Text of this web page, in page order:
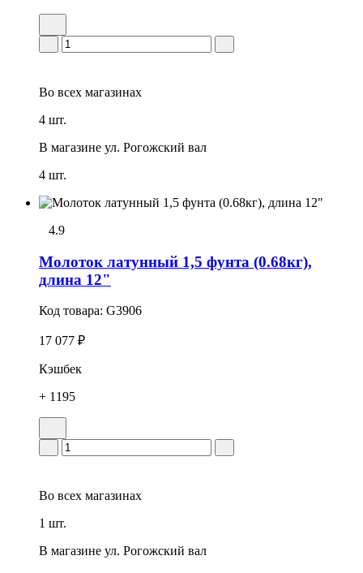
Во всех магазинах
4 шт.
В магазине ул. Рогожский вал
4 шт.
4.9
Молоток латунный 1,5 фунта (0.68кг),
длина 12"
Код товара: G3906
17 077 ₽
Кэшбек
+ 1195
Во всех магазинах
1 шт.
В магазине ул. Рогожский вал